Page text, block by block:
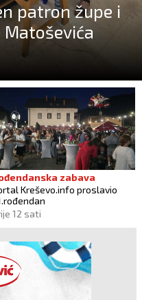
patron župe i
zabava
Kreševo.info proslavio
12 sati